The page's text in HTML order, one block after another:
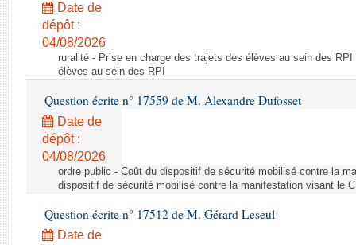
Date de
dépôt :
04/08/2026
ruralité - Prise en charge des trajets des élèves au sein des
élèves au sein des RPI
Question écrite n° 17559 de M. Alexandre Dufosset
Date de
dépôt :
04/08/2026
ordre public - Coût du dispositif de sécurité mobilisé contre la
dispositif de sécurité mobilisé contre la manifestation visant le
Question écrite n° 17512 de M. Gérard Leseul
Date de